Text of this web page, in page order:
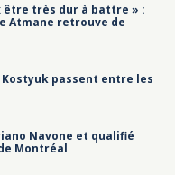
être très dur à battre » :
Atmane retrouve de
passent entre les
Navone et qualifié
Montréal